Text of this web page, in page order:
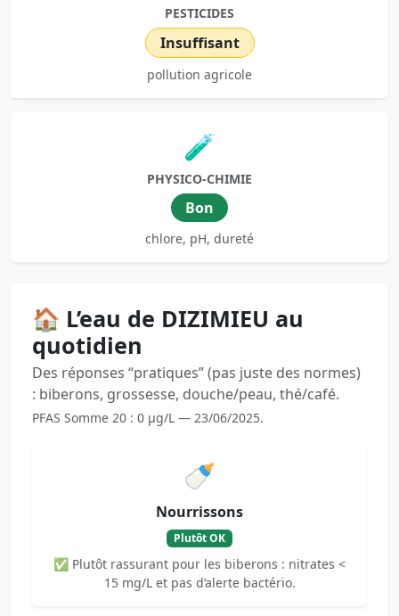
PESTICIDES
Insuffisant
pollution agricole
🧪
PHYSICO-CHIMIE
Bon
chlore, pH, dureté
🏠 L’eau de DIZIMIEU au
quotidien
Des réponses “pratiques” (pas juste des normes)
: biberons, grossesse, douche/peau, thé/café.
PFAS Somme 20 : 0 µg/L — 23/06/2025.
🍼
Nourrissons
Plutôt OK
✅ Plutôt rassurant pour les biberons : nitrates <
15 mg/L et pas d’alerte bactério.